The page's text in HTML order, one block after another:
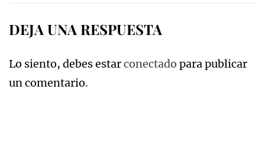
DEJA UNA RESPUESTA
Lo siento, debes estarconectado para publicar
un comentario.